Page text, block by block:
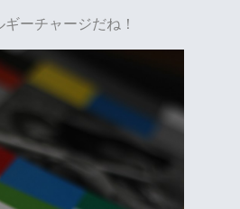
ギーチャージだね！